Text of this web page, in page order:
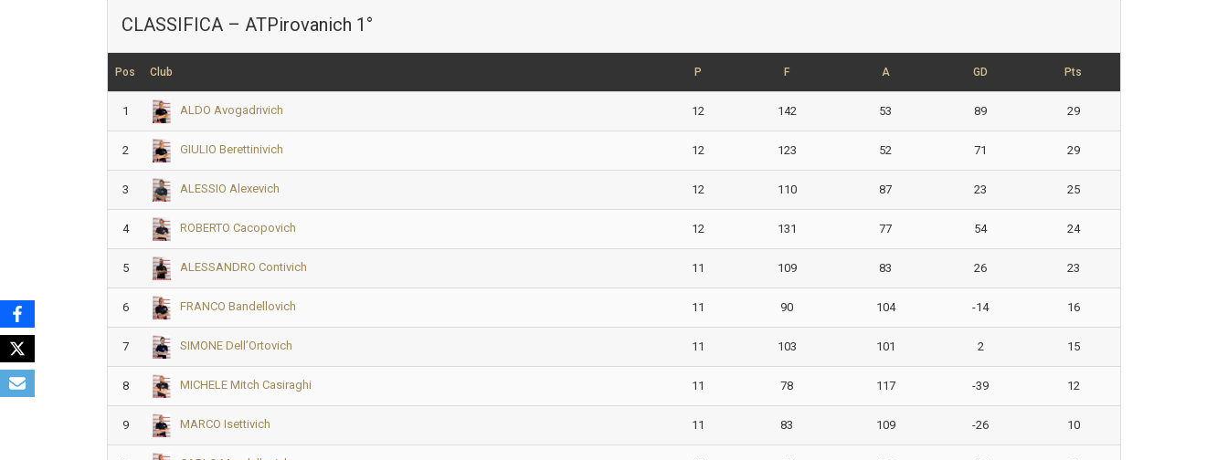
CLASSIFICA – ATPirovanich 1°
Pos Club P F A GD Pts
1 ALDO Avogadrivich 12 142 53 89 29
2 GIULIO Berettinivich 12 123 52 71 29
3 ALESSIO Alexevich 12 110 87 23 25
4 ROBERTO Cacopovich 12 131 77 54 24
5 ALESSANDRO Contivich 11 109 83 26 23
6 FRANCO Bandellovich 11 90 104 -14 16
7 SIMONE Dell’Ortovich 11 103 101 2 15
8 MICHELE Mitch Casiraghi 11 78 117 -39 12
9 MARCO Isettivich 11 83 109 -26 10